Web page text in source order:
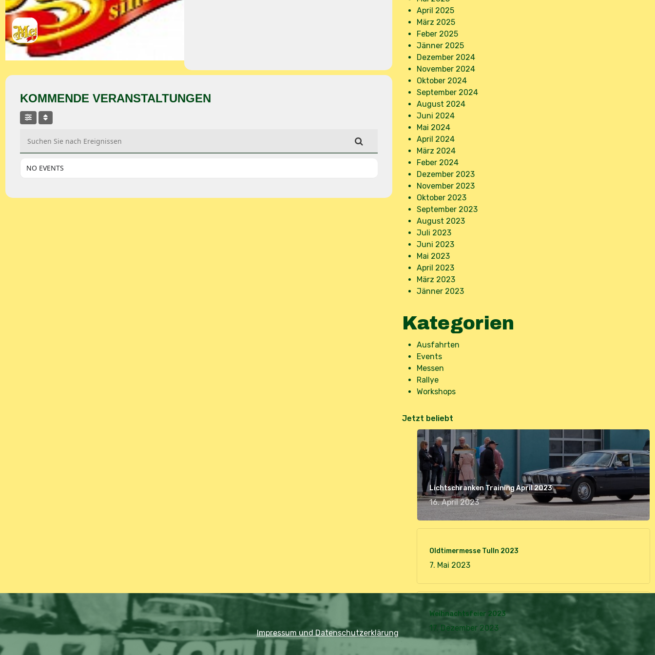
KOMMENDE VERANSTALTUNGEN
NO EVENTS
April 2025
März 2025
Feber 2025
Jänner 2025
Dezember 2024
November 2024
Oktober 2024
September 2024
August 2024
Juni 2024
Mai 2024
April 2024
März 2024
Feber 2024
Dezember 2023
November 2023
Oktober 2023
September 2023
August 2023
Juli 2023
Juni 2023
Mai 2023
April 2023
März 2023
Jänner 2023
Kategorien
Ausfahrten
Events
Messen
Rallye
Workshops
Jetzt beliebt
Lichtschranken Training April 2023
16. April 2023
Oldtimermesse Tulln 2023
7. Mai 2023
Weihnachtsfeier 2023
17. Dezember 2023
Impressum und Datenschutzerklärung